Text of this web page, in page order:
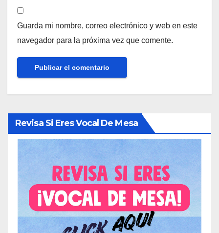
Guarda mi nombre, correo electrónico y web en este
navegador para la próxima vez que comente.
Revisa Si Eres Vocal De Mesa